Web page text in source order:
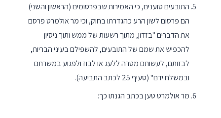
התובעים טוענים, כי האמירות שבפרסומים (הראשון והשני)
הם פרסום לשון הרע כהגדרתו בחוק, וכי מר אולמרט פרסם
את הדברים "בזדון, מתוך רשעות של ממש ותוך ניסיון
להכפיש את שמם של התובעים, להשפילם בעיני הבריות,
לבזותם, לעשותם מטרה ללעג או לבוז ולפגוע במשרתם
ובמשלח ידם" (סעיף 25 לכתב התביעה).
מר אולמרט טען בכתב הגנתו כך: